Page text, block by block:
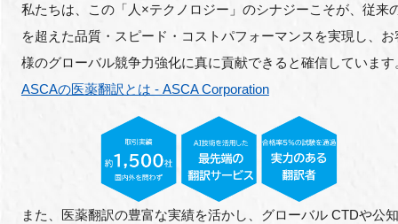
私たちは、この「人×テクノロジー」のシナジーこそが、従来
を超えた品質・スピード・コストパフォーマンスを実現し、お
様のグローバル競争力強化に真に貢献できると確信しています
ASCAの医薬翻訳とは - ASCA Corporation
また、医薬翻訳の豊富な実績を活かし、グローバル CTDや公